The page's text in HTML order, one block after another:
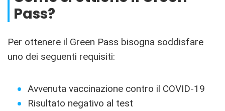
Pass?
Per ottenere il Green Pass bisogna soddisfare
uno dei seguenti requisiti:
Avvenuta vaccinazione contro il COVID-19
Risultato negativo al test